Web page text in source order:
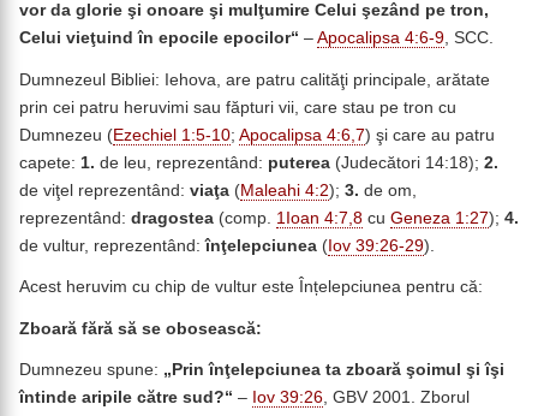
vor da glorie şi onoare şi mulţumire Celui şezând pe tron,
Celui vieţuind în epocile epocilor“ – Apocalipsa 4:6-9, SCC.
Dumnezeul Bibliei: Iehova, are patru calităţi principale, arătate
prin cei patru heruvimi sau făpturi vii, care stau pe tron cu
Dumnezeu (Ezechiel 1:5-10; Apocalipsa 4:6,7) şi care au patru
capete: 1. de leu, reprezentând: puterea (Judecători 14:18); 2.
de viţel reprezentând: viaţa (Maleahi 4:2); 3. de om,
reprezentând: dragostea (comp. 1Ioan 4:7,8 cu Geneza 1:27); 4.
de vultur, reprezentând:înţelepciunea ( Iov 39:26-29).
Acest heruvim cu chip de vultur este Înțelepciunea pentru că:
Zboară fără să se obosească:
Dumnezeu spune: „Prin înţelepciunea ta zboară şoimul şi îşi
întinde aripile către sud?“ – Iov 39:26, GBV 2001. Zborul